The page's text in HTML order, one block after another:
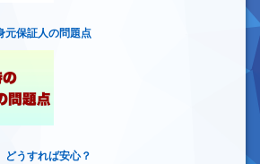
元保証人の問題点
うすれば安心？